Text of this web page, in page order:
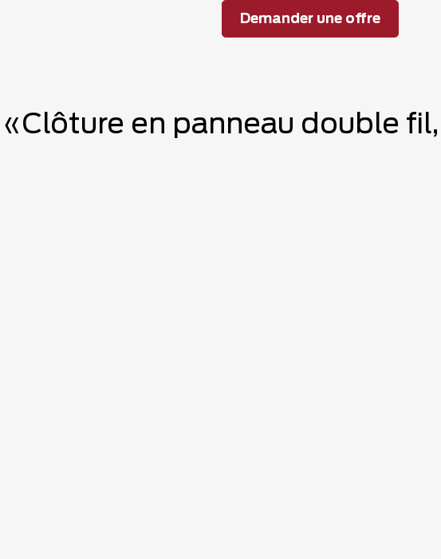
Demander une offre
en panneau double fil,